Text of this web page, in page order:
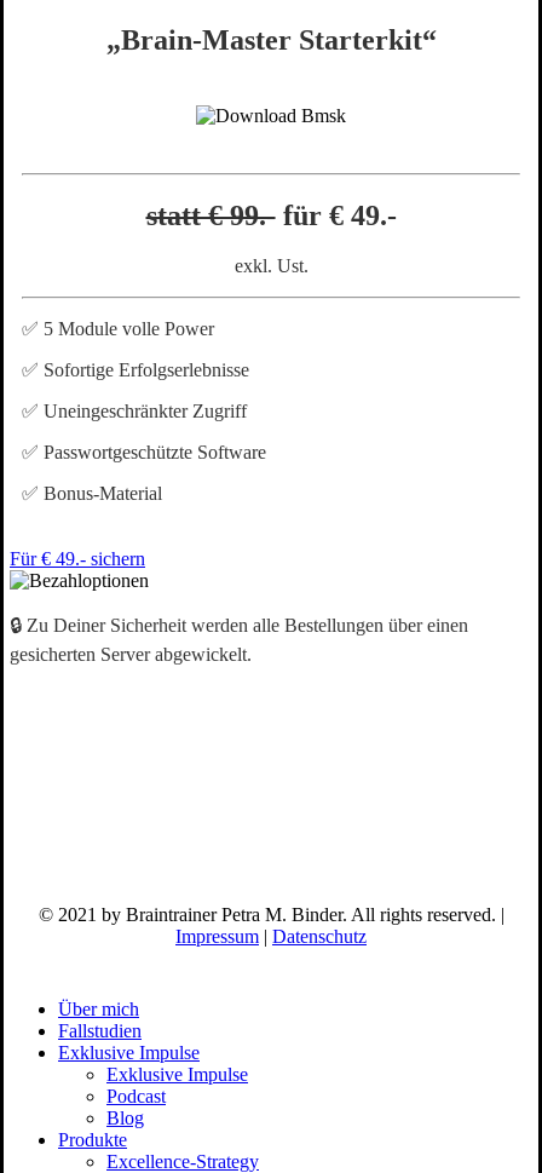
„Brain-Master Starterkit“
statt € 99.-für € 49.-
exkl. Ust.
✅ 5 Module volle Power
✅ Sofortige Erfolgserlebnisse
✅ Uneingeschränkter Zugriff
✅ Passwortgeschützte Software
✅ Bonus-Material
Für € 49.- sichern
🔒 Zu Deiner Sicherheit werden alle Bestellungen über einen
gesicherten Server abgewickelt.
© 2021 by Braintrainer Petra M. Binder. All rights reserved. |
Impressum
Datenschutz
Close
Menu
Über mich
Fallstudien
Exklusive Impulse
Exklusive Impulse
Podcast
Blog
Produkte
Excellence-Strategy